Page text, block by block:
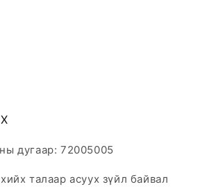
дугаар: 72005005
талаар асуух зүйл байвал